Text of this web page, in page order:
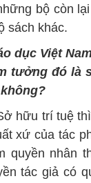
bộ còn
sách khác.
dục Việt
tưởng đó là
hữu trí tuệ
xứ của tác
quyền nhân
tác giả có